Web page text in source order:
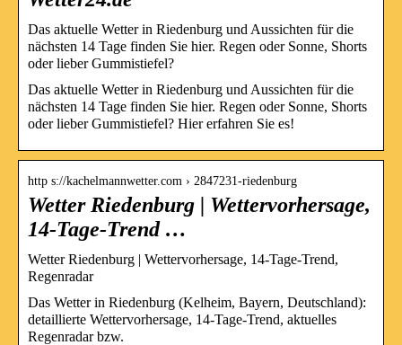
Das aktuelle Wetter in Riedenburg und Aussichten für die
nächsten 14 Tage finden Sie hier. Regen oder Sonne, Shorts
oder lieber Gummistiefel?
Das aktuelle Wetter in Riedenburg und Aussichten für die
nächsten 14 Tage finden Sie hier. Regen oder Sonne, Shorts
oder lieber Gummistiefel? Hier erfahren Sie es!
http s://kachelmannwetter.com › 2847231-riedenburg
Wetter Riedenburg | Wettervorhersage,
14-Tage-Trend …
Wetter Riedenburg | Wettervorhersage, 14-Tage-Trend,
Regenradar
Das Wetter in Riedenburg (Kelheim, Bayern, Deutschland):
detaillierte Wettervorhersage, 14-Tage-Trend, aktuelles
Regenradar bzw.